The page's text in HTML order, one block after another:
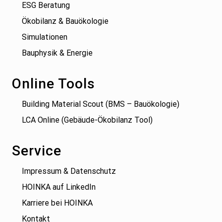
ESG Beratung
Ökobilanz & Bauökologie
Simulationen
Bauphysik & Energie
Online Tools
Building Material Scout (BMS – Bauökologie)
LCA Online (Gebäude-Ökobilanz Tool)
Service
Impressum & Datenschutz
HOINKA auf LinkedIn
Karriere bei HOINKA
Kontakt